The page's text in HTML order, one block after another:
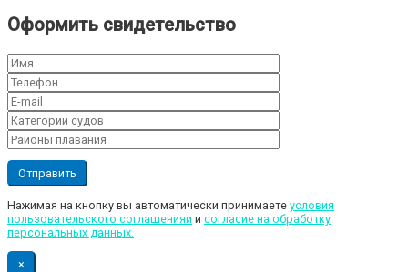
Оформить свидетельство
Нажимая на кнопку вы автоматически принимаете условия
пользовательского соглашенияи и cогласие на обработку
персональных данных.
×